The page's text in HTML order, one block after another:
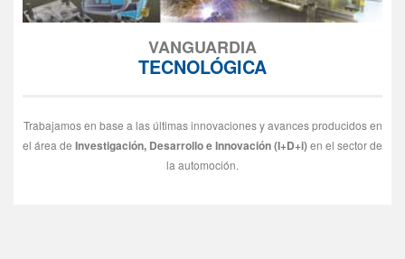
VANGUARDIA
TECNOLÓGICA
Trabajamos en base a las últimas innovaciones y avances producidos en
el área de Investigación, Desarrollo e Innovación (I+D+i)en el sector de
la automoción.